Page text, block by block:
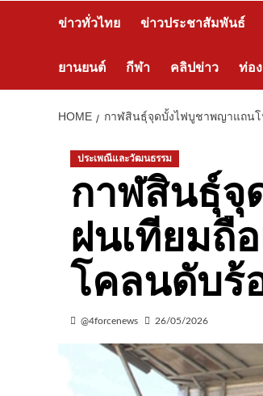
ข่าวทั่วไทย ข่าวประชาสัมพันธ์
ยานยนต์ กีฬา คลิปข่าว ท่อ
HOME กาฬสินธุ์จุดบั้งไฟบูชาพญาแถนโ
ประเพณีและวัฒนธรรม
กาฬสินธุ์จุ
ฝนเทียมถื
โคลนดับร้
@4forcenews 26/05/2026